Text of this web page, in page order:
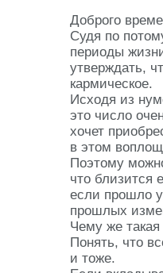
Доброго
Судя по
периоды
утверждать,
кармическое.
Исходя из
это число
хочет
в этом
Поэтому
что близится
если прошло
прошлых
Чему же
Понять, что
и тоже.